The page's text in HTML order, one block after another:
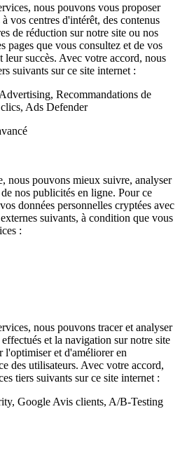
nous pouvons vous proposer
vos centres d'intérêt, des contenus
de réduction sur notre site ou nos
pages que vous consultez et de vos
leur succès. Avec votre accord, nous
suivants sur ce site internet :
Recommandations de
Ads Defender
nous pouvons mieux suivre, analyser
nos publicités en ligne. Pour ce
données personnelles cryptées avec
suivants, à condition que vous
:
nous pouvons tracer et analyser
et la navigation sur notre site
l'optimiser et d'améliorer en
des utilisateurs. Avec votre accord,
tiers suivants sur ce site internet :
Google Avis clients, A/B-Testing